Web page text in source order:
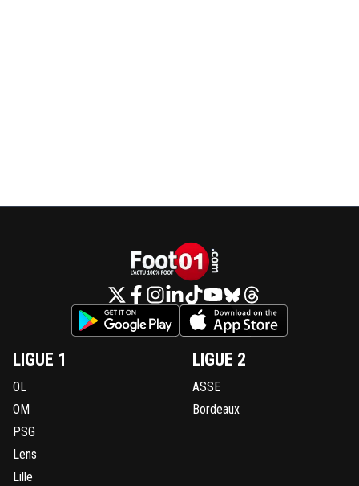
LIGUE 1
OL
OM
PSG
Lens
Lille
LIGUE 2
ASSE
Bordeaux